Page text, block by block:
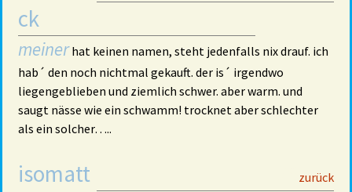
ck
meinerhat keinen namen, steht jedenfalls nix drauf. ich
hab´ den noch nichtmal gekauft. der is´ irgendwo
liegengeblieben und ziemlich schwer. aber warm. und
saugt nässe wie ein schwamm! trocknet aber schlechter
als ein solcher…..
zurück
isomatt